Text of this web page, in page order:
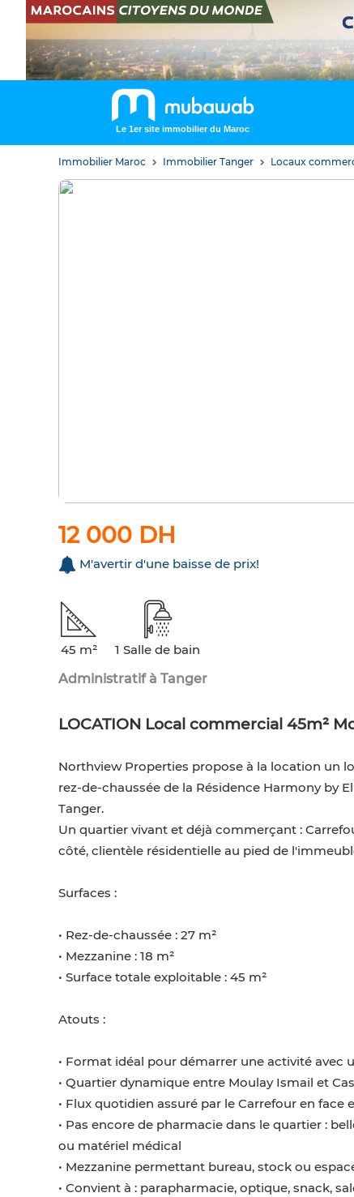
Le 1er site immobilier du Maroc
Immobilier Maroc Immobilier Tanger Locaux
12 000 DH
M'avertir d'une baisse de prix!
45 m²
1 Salle de bain
Administratif à Tanger
LOCATION Local commercial 45m²
Northview Properties propose à la location un
rez-de-chaussée de la Résidence Harmony by
Tanger.
Un quartier vivant et déjà commerçant :
côté, clientèle résidentielle au pied de
Surfaces :
• Rez-de-chaussée : 27 m²
• Mezzanine : 18 m²
• Surface totale exploitable : 45 m²
Atouts :
• Format idéal pour démarrer une activité avec
• Quartier dynamique entre Moulay Ismail et
• Flux quotidien assuré par le Carrefour en face
• Pas encore de pharmacie dans le quartier :
ou matériel médical
• Mezzanine permettant bureau, stock ou
• Convient à : parapharmacie, optique, snack,